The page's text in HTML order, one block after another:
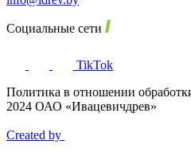
Социальные сети
TikTok
Политика в отношении
2024 ОАО «Ивацевичдрев»
Created by